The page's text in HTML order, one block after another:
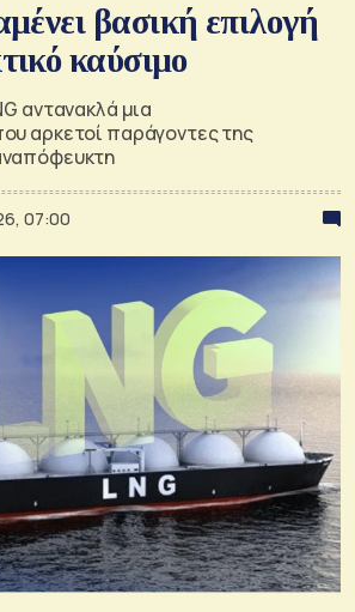
βασική επιλογή
καύσιμο
αντανακλά μια
αρκετοί παράγοντες της
07:00